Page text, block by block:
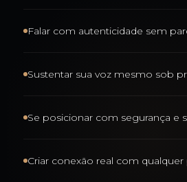
Falar com autenticidade sem
Sustentar sua voz mesmo sob
Se posicionar com segurança e
Criar conexão real com